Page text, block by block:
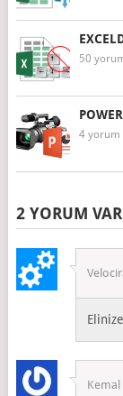
50
4 yorum
2 YORUM VAR
Kemal